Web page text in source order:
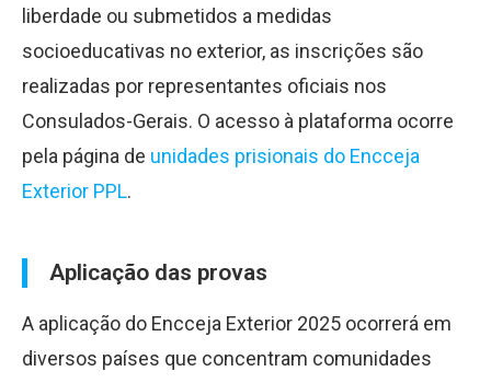
liberdade ou submetidos a medidas
socioeducativas no exterior, as inscrições são
realizadas por representantes oficiais nos
Consulados-Gerais. O acesso à plataforma ocorre
pela página de unidades prisionais do Encceja
Exterior PPL.
Aplicação das provas
A aplicação do Encceja Exterior 2025 ocorrerá em
diversos países que concentram comunidades